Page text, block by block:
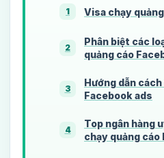
1 Visa chạy
2
Phân biệt các
quảng cáo
3
Hướng dẫn
Facebook ads
4
Top ngân hàng
chạy quảng cáo